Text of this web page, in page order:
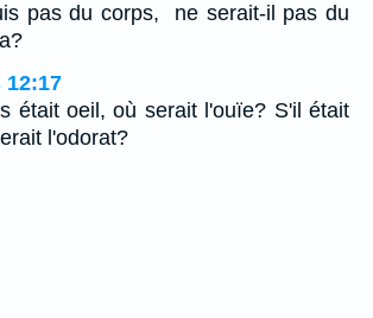
pas du corps, ne serait-il pas du
12:17
était oeil, où serait l'ouïe? S'il était
l'odorat?